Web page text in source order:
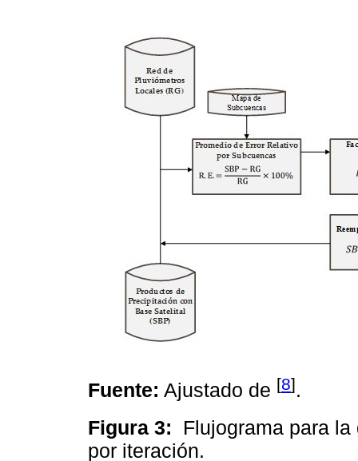
Fuente: Ajustado de [8].
Figura 3: Flujograma para
por iteración.